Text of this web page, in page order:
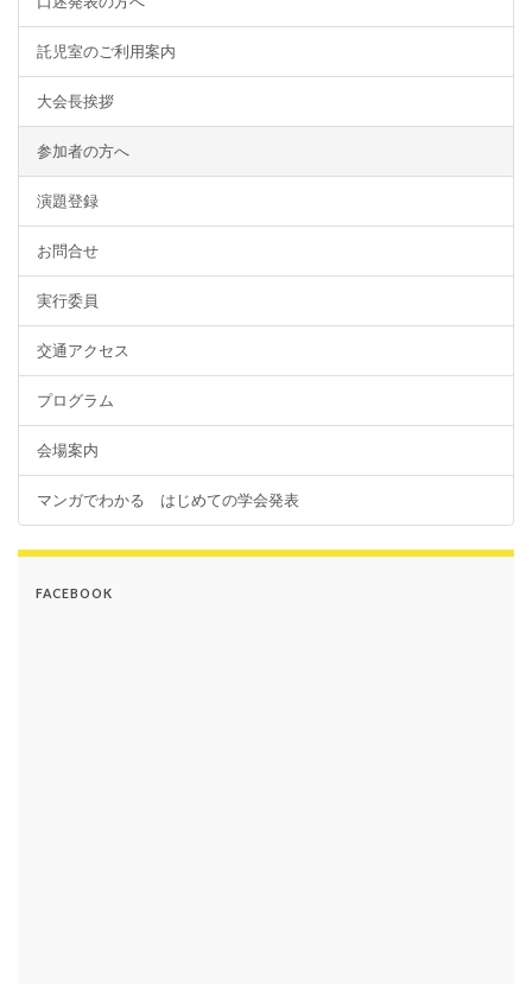
託児室のご利用案内
大会長挨拶
参加者の方へ
演題登録
お問合せ
実行委員
交通アクセス
プログラム
会場案内
マンガでわかる はじめての学会発表
FACEBOOK